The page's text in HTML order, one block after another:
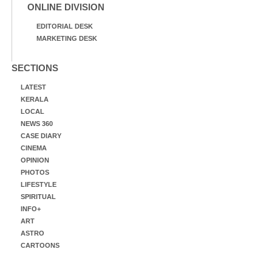
ONLINE DIVISION
EDITORIAL DESK
MARKETING DESK
SECTIONS
LATEST
KERALA
LOCAL
NEWS 360
CASE DIARY
CINEMA
OPINION
PHOTOS
LIFESTYLE
SPIRITUAL
INFO+
ART
ASTRO
CARTOONS